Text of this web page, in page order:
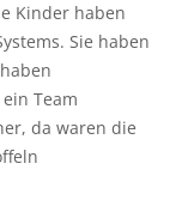
Kinder haben
Sie haben
Team
da waren die